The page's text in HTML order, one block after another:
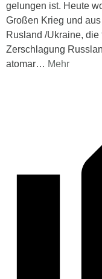
gelungen ist. Heute
Großen Krieg und
Rusland /Ukraine,
Zerschlagung
atomar… Mehr